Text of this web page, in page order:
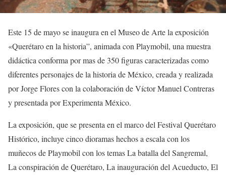
Este 15 de mayo se inaugura en el Museo de Arte la exposición
«Querétaro en la historia”, animada con Playmobil, una muestra
didáctica conforma por mas de 350 figuras caracterizadas como
diferentes personajes de la historia de México, creada y realizada
por Jorge Flores con la colaboración de Víctor Manuel Contreras
y presentada por Experimenta México.
La exposición, que se presenta en el marco del Festival Querétaro
Histórico, incluye cinco dioramas hechos a escala con los
muñecos de Playmobil con los temas La batalla del Sangremal,
La conspiración de Querétaro, La inauguración del Acueducto, El